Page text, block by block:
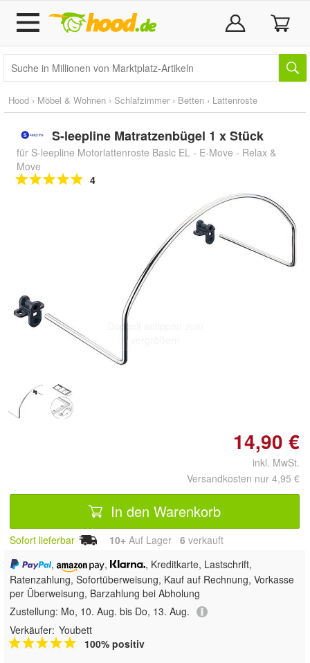
Hood › Möbel & Wohnen › Schlafzimmer › Betten › Lattenroste
S-leepline Matratzenbügel 1 x Stück
für S-leepline Motorlattenroste Basic EL - E-Move - Relax &
Move
4
Doppelt antippen zum
14,90 €
inkl. MwSt.
Versandkosten nur 4,95 €
In den Warenkorb
Sofort lieferbar 10+ Auf Lager 6 verkauft
,
,
, Kreditkarte, Lastschrift,
Ratenzahlung, Sofortüberweisung, Kauf auf Rechnung, Vorkasse
per Überweisung, Barzahlung bei Abholung
Zustellung: Mo, 10. Aug. bis Do, 13. Aug.
Verkäufer: Youbett
100% positiv